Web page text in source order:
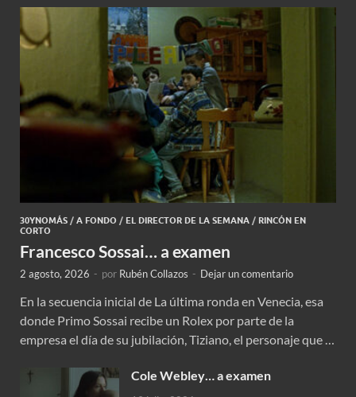
30YNOMÁS / A FONDO / EL DIRECTOR DE LA SEMANA / RINCÓN EN
CORTO
Francesco Sossai… a examen
2 agosto, 2026 - por Rubén Collazos - Dejar un comentario
En la secuencia inicial de La última ronda en Venecia, esa
donde Primo Sossai recibe un Rolex por parte de la
empresa el día de su jubilación, Tiziano, el personaje que …
Cole Webley… a examen